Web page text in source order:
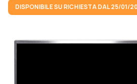
DISPONIBILE SU RICHIESTA DAL 25/01/